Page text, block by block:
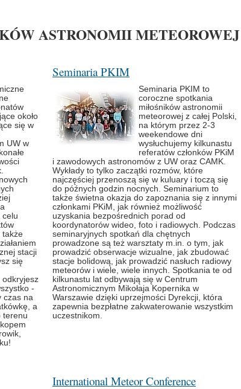
ASTRONOMII METEOROWEJ
około
się w
UW w
celu
także
stacji
się
odkryjesz
-
czas na
a
terenu
Seminaria PKIM
Seminaria PKIM to
coroczne spotkania
miłośników astronomii
meteorowej z całej Polski,
na którym przez 2-3
weekendowe dni
wysłuchujemy kilkunastu
referatów członków PKiM
i zawodowych astronomów z UW oraz CAMK.
Wykłady to tylko zaczątki rozmów, które
najczęściej przenoszą się w kuluary i toczą się
do późnych godzin nocnych. Seminarium to
także świetna okazja do zapoznania się z innymi
członkami PKiM, jak również możliwość
uzyskania bezpośrednich porad od
koordynatorów wideo, foto i radiowych. Podczas
seminaryjnych spotkań dla chętnych
prowadzone są też warsztaty m.in. o tym, jak
prowadzić obserwacje wizualne, jak zbudować
stacje bolidową, jak prowadzić nasłuch radiowy
meteorów i wiele, wiele innych. Spotkania te od
kilkunastu lat odbywają się w Centrum
Astronomicznym Mikołaja Kopernika w
Warszawie dzięki uprzejmości Dyrekcji, która
zapewnia bezpłatne zakwaterowanie wszystkim
uczestnikom.
International Meteor Conference